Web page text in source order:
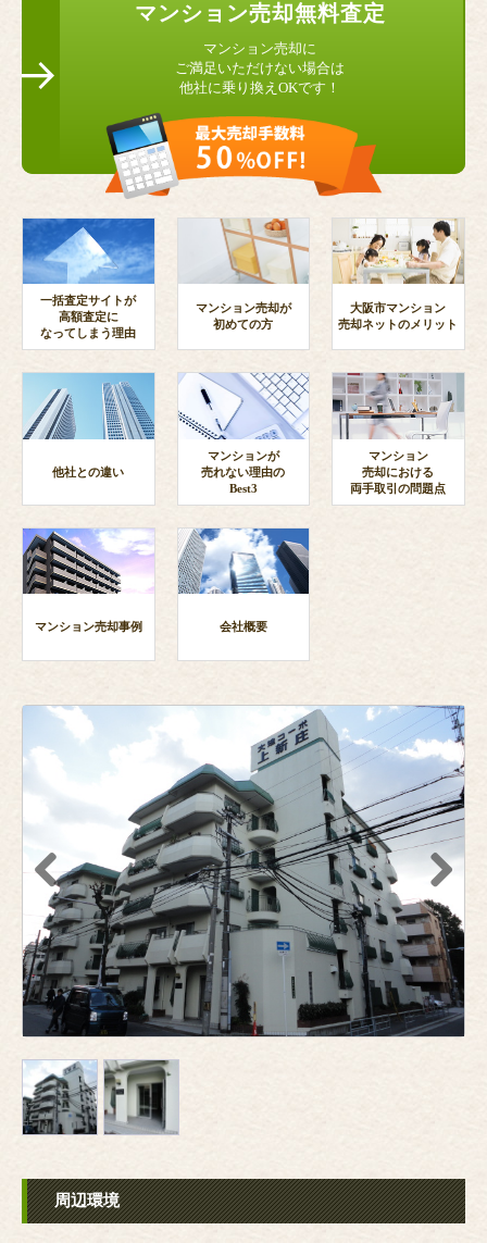
マンション売却無料査定
マンション売却に
ご満足いただけない場合は
他社に乗り換えOKです！
一括査定サイトが
高額査定に
なってしまう理由
マンション売却が
初めての方
大阪市マンション
売却ネットのメリット
他社との違い
マンションが
売れない理由の
Best3
マンション
売却における
両手取引の問題点
マンション売却事例 会社概要
Previous Next
周辺環境